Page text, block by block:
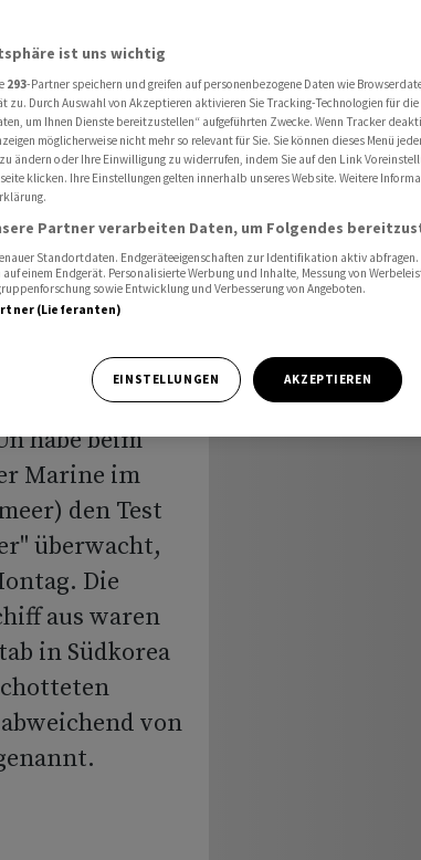
von
hat
ihrer
ins Meer
habe beim
Marine im
den Test
überwacht,
Die
aus waren
in Südkorea
von
ist uns wichtig
293-Partner speichern und greifen auf personenbezogene Daten wie
zu. Durch Auswahl von Akzeptieren aktivieren Sie Tracking-Technologien für
um Ihnen Dienste bereitzustellen“ aufgeführten Zwecke. Wenn Tracker
möglicherweise nicht mehr so relevant für Sie. Sie können dieses Menü
ändern oder Ihre Einwilligung zu widerrufen, indem Sie auf den Link
klicken. Ihre Einstellungen gelten innerhalb unseres Website. Weitere
Partner verarbeiten Daten, um Folgendes
Standortdaten. Endgeräteeigenschaften zur Identifikation aktiv
einem Endgerät. Personalisierte Werbung und Inhalte, Messung von
sowie Entwicklung und Verbesserung von Angeboten.
(Lieferanten)
EINSTELLUNGEN AKZEPTIEREN